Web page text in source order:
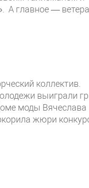
А главное —
коллектив.
выиграли
моды Вячеслава
жюри